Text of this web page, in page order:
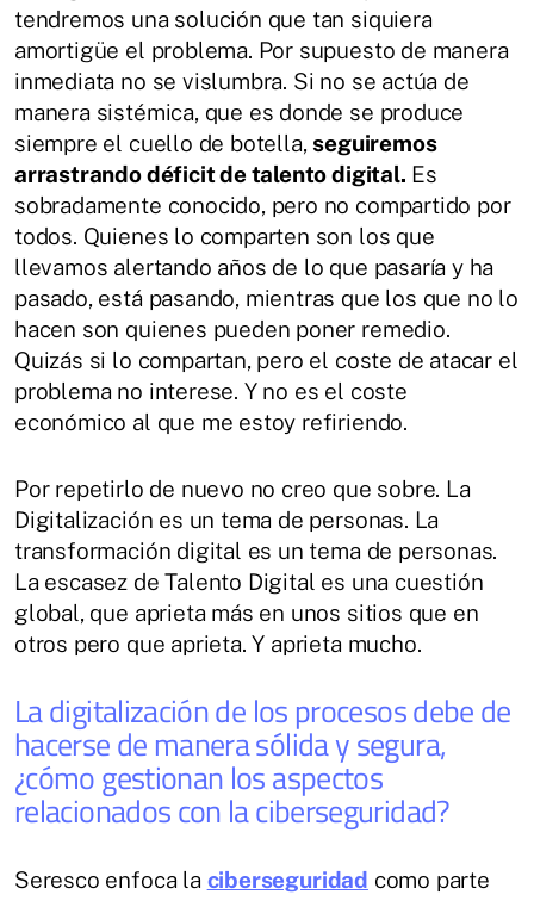
tendremos una solución que tan siquiera
amortigüe el problema. Por supuesto de manera
inmediata no se vislumbra. Si no se actúa de
manera sistémica, que es donde se produce
siempre el cuello de botella,seguiremos
arrastrando déficit de talento digital. Es
sobradamente conocido, pero no compartido por
todos. Quienes lo comparten son los que
llevamos alertando años de lo que pasaría y ha
pasado, está pasando, mientras que los que no lo
hacen son quienes pueden poner remedio.
Quizás si lo compartan, pero el coste de atacar el
problema no interese. Y no es el coste
económico al que me estoy refiriendo.
Por repetirlo de nuevo no creo que sobre. La
Digitalización es un tema de personas. La
transformación digital es un tema de personas.
La escasez de Talento Digital es una cuestión
global, que aprieta más en unos sitios que en
otros pero que aprieta. Y aprieta mucho.
La digitalización de los procesos debe de
hacerse de manera sólida y segura,
¿cómo gestionan los aspectos
relacionados con la ciberseguridad?
Seresco enfoca la ciberseguridad como parte